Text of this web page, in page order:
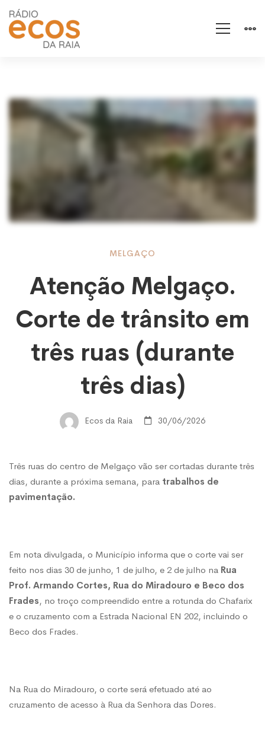
Atenção
Melgaço.
Corte
trânsito
em
três
ruas
(durante
três
MELGAÇO
Atenção Melgaço.
Corte de trânsito em
três ruas (durante
três dias)
Ecos da Raia 30/06/2026
Três ruas do centro de Melgaço vão ser cortadas durante três
dias, durante a próxima semana, para trabalhos de
pavimentação.
Em nota divulgada, o Município informa que o corte vai ser
feito nos dias 30 de junho, 1 de julho, e 2 de julho na Rua
Prof. Armando Cortes, Rua do Miradouro e Beco dos
Frades, no troço compreendido entre a rotunda do Chafarix
e o cruzamento com a Estrada Nacional EN 202, incluindo o
Beco dos Frades.
Na Rua do Miradouro, o corte será efetuado até ao
cruzamento de acesso à Rua da Senhora das Dores.